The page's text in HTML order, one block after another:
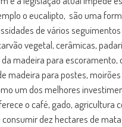
o eucalipto, são uma
de vários
vegetal, cerâmicas,
madeira para
madeira para postes,
um dos melhores
o café, gado, agricultura
dez hectares de